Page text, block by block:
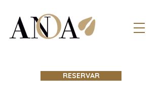
RESERVAR